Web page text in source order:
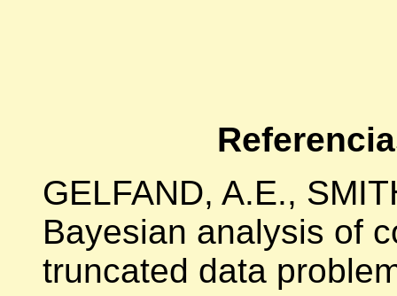
GELFAND, A.E.,
Bayesian analysis of
truncated data